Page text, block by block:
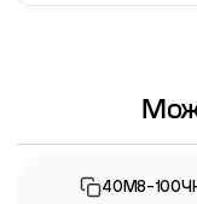
Информация о
40М8-